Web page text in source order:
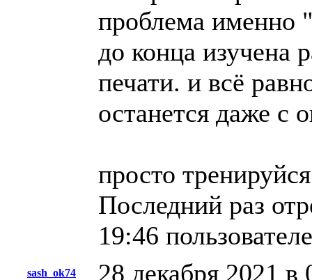
проблема именно
до конца изучена
печати. и всё
останется даже с
просто
Последний раз
19:46
sash_ok74 28 декабря 2021 в